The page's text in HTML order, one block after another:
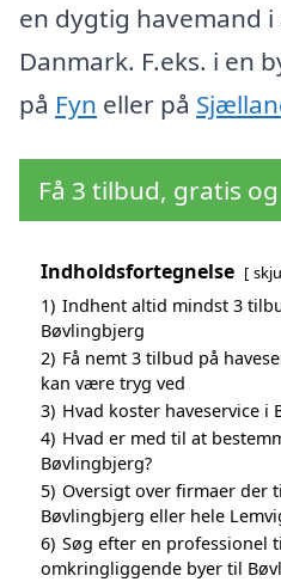
en dygtig havemand
Danmark. F.eks. i en
på Fyn eller på
Få 3 tilbud, gratis
Indholdsfortegnelse
1) Indhent altid mindst 3
Bøvlingbjerg
2) Få nemt 3 tilbud på
kan være tryg ved
3) Hvad koster haveservice i
4) Hvad er med til at
Bøvlingbjerg?
5) Oversigt over firmaer der
Bøvlingbjerg eller hele
6) Søg efter en professionel
omkringliggende byer til